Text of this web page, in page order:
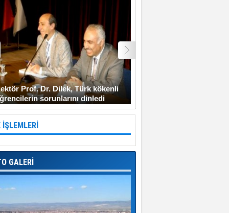
Prof. Dr. Dilek, Türk kökenli
sorunlarını dinledi
İŞLEMLERİ
GALERİ